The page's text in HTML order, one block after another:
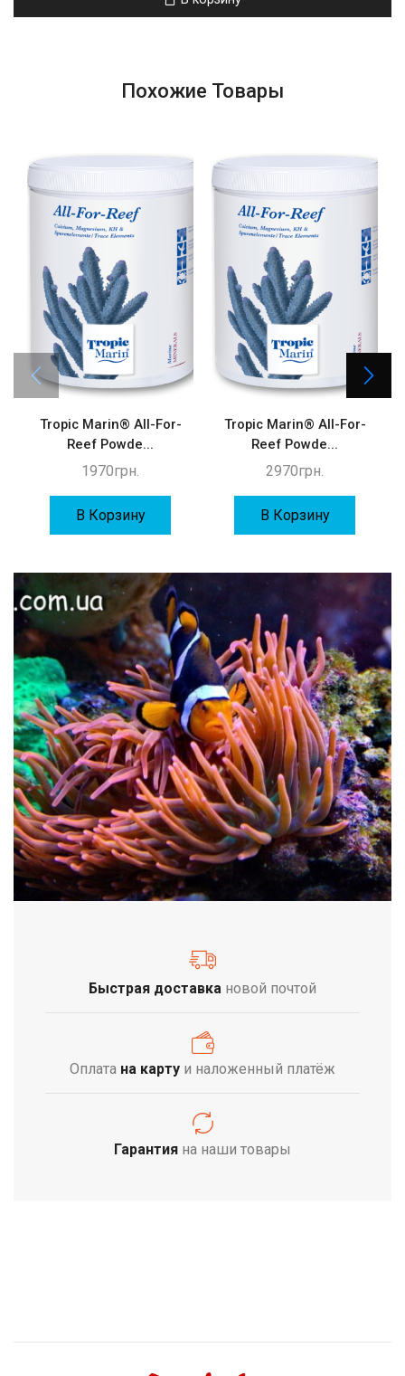
Похожие Товары
Tropic Marin® All-For-
Reef Powde...
1970грн.
В Корзину
Tropic Marin® All-For-
Reef Powde...
2970грн.
В Корзину
Быстрая доставка новой почтой
Оплата на карту и наложенный платёж
Гарантия на наши товары